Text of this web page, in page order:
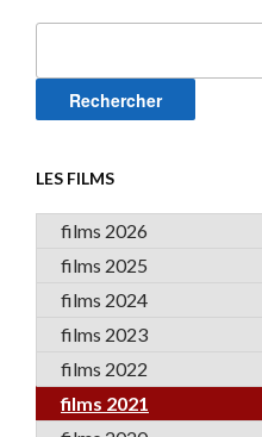
LES FILMS
films 2026
films 2025
films 2024
films 2023
films 2022
films 2021